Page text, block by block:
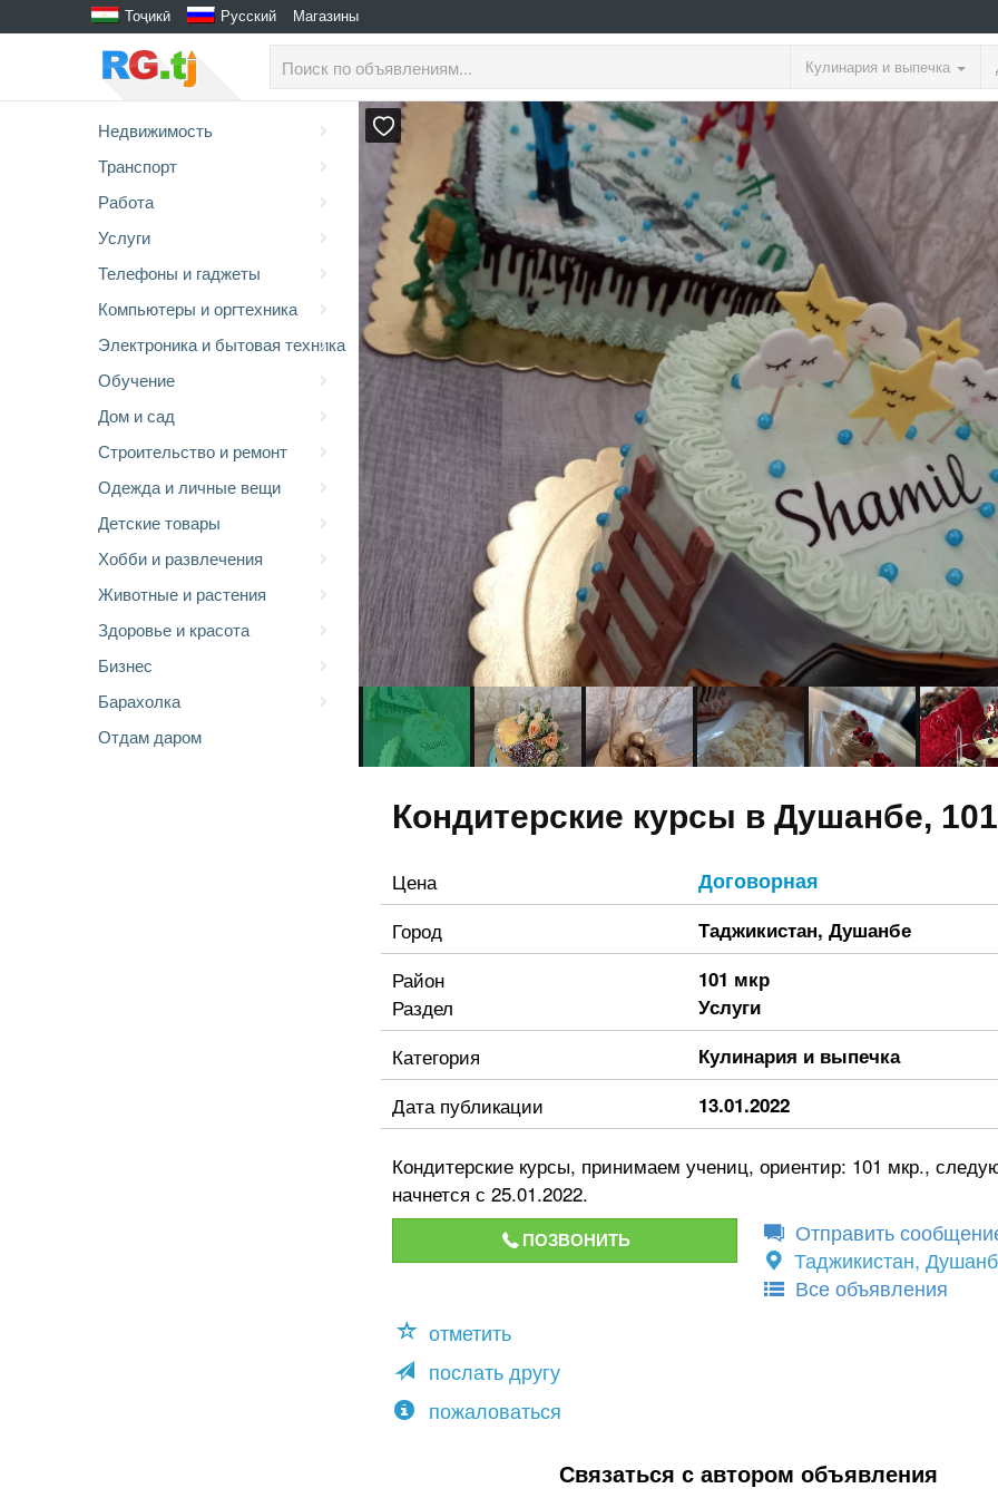
Тоҷикӣ Русский Магазины
Кулинария и выпечка
Недвижимость
Транспорт
Работа
Услуги
Телефоны и гаджеты
Компьютеры и оргтехника
Электроника и бытовая техника
Обучение
Дом и сад
Строительство и ремонт
Одежда и личные вещи
Детские товары
Хобби и развлечения
Животные и растения
Здоровье и красота
Бизнес
Барахолка
Отдам даром
Кондитерские курсы в Душанбе,
Цена Договорная
Город Таджикистан, Душанбе
Район 101 мкр
Раздел Услуги
Категория Кулинария и выпечка
Дата публикации 13.01.2022
Кондитерские курсы, принимаем учениц, ориентир: 101 мкр.,
начнется с 25.01.2022.
ПОЗВОНИТЬ
Отправить
Таджикистан,
Все объявления
отметить
послать другу
пожаловаться
Связаться с автором объявления